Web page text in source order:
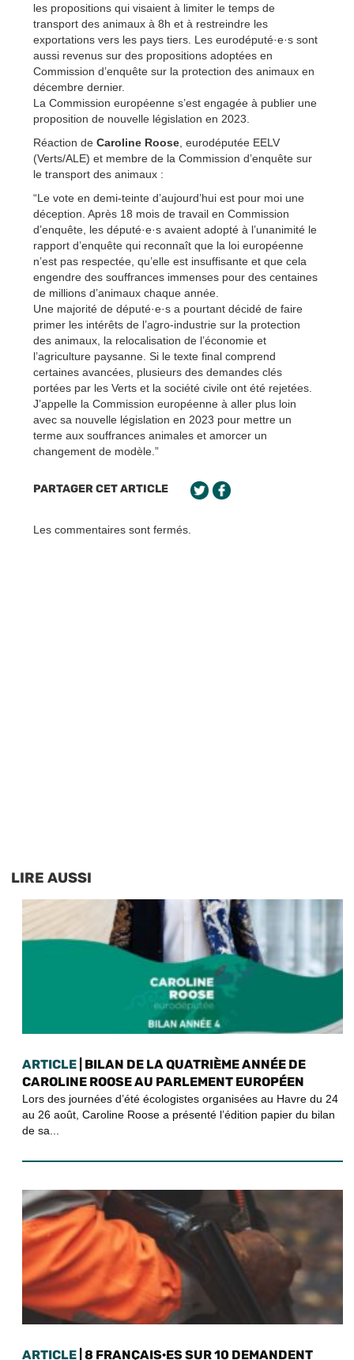
les propositions qui visaient à limiter le temps de
transport des animaux à 8h et à restreindre les
exportations vers les pays tiers. Les eurodéputé·e·s sont
aussi revenus sur des propositions adoptées en
Commission d’enquête sur la protection des animaux en
décembre dernier.
La Commission européenne s’est engagée à publier une
proposition de nouvelle législation en 2023.
Réaction de Caroline Roose , eurodéputée EELV
(Verts/ALE) et membre de la Commission d’enquête sur
le transport des animaux :
“Le vote en demi-teinte d’aujourd’hui est pour moi une
déception. Après 18 mois de travail en Commission
d’enquête, les député·e·s avaient adopté à l’unanimité le
rapport d’enquête qui reconnaît que la loi européenne
n’est pas respectée, qu’elle est insuffisante et que cela
engendre des souffrances immenses pour des centaines
de millions d’animaux chaque année.
Une majorité de député·e·s a pourtant décidé de faire
primer les intérêts de l’agro-industrie sur la protection
des animaux, la relocalisation de l’économie et
l’agriculture paysanne. Si le texte final comprend
certaines avancées, plusieurs des demandes clés
portées par les Verts et la société civile ont été rejetées.
J’appelle la Commission européenne à aller plus loin
avec sa nouvelle législation en 2023 pour mettre un
terme aux souffrances animales et amorcer un
changement de modèle.”
PARTAGER CET ARTICLE
Les commentaires sont fermés.
LIRE AUSSI
ARTICLE | BILAN DE LA QUATRIÈME ANNÉE DE
CAROLINE ROOSE AU PARLEMENT EUROPÉEN
Lors des journées d’été écologistes organisées au Havre du 24
au 26 août, Caroline Roose a présenté l’édition papier du bilan
de sa...
ARTICLE | 8 FRANÇAIS·ES SUR 10 DEMANDENT